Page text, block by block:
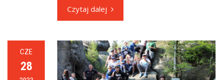
Czytaj dalej
CZE
28